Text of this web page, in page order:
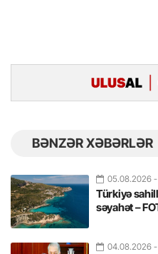
BƏNZƏR XƏBƏRLƏR
05.08.2026 -
Türkiyə
səyahət –
04.08.2026 -